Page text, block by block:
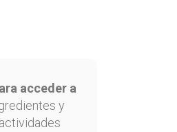
acceder a
y